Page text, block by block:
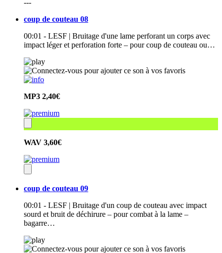
---
coup de couteau 08
00:01 - LESF | Bruitage d'une lame perforant un corps avec
impact léger et perforation forte – pour coup de couteau ou…
MP3 2,40€
WAV 3,60€
coup de couteau 09
00:01 - LESF | Bruitage d'un coup de couteau avec impact
sourd et bruit de déchirure – pour combat à la lame –
bagarre…